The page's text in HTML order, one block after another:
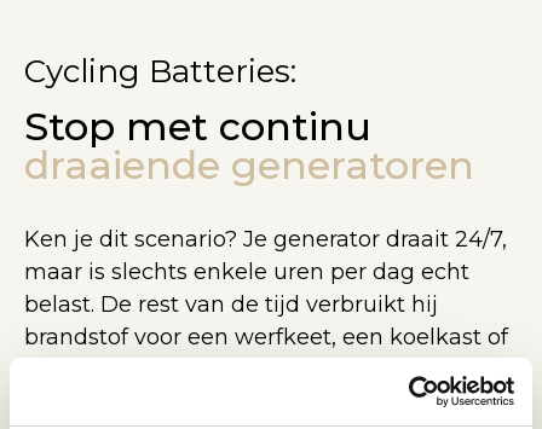
Cycling Batteries:
Stop met continu
draaiende generatoren
Ken je dit scenario? Je generator draait 24/7,
maar is slechts enkele uren per dag echt
belast. De rest van de tijd verbruikt hij
brandstof voor een werfkeet, een koelkast of
wat verlichting. Bij de nieuwe stage 5
generatoren breng je schade toe aan je